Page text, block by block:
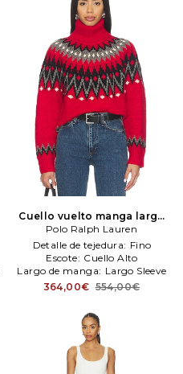
Cuello vuelto manga larga
en color rojo Polo Ralph
Lauren
Polo Ralph Lauren
Detalle de tejedura: Fino
Escote: Cuello Alto
Largo de manga: Largo Sleeve
364,00€ 554,00€